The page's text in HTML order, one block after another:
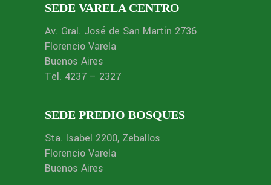
SEDE VARELA CENTRO
Av. Gral. José de San Martín 2736
Florencio Varela
Buenos Aires
Tel. 4237 – 2327
SEDE PREDIO BOSQUES
Sta. Isabel 2200, Zeballos
Florencio Varela
Buenos Aires